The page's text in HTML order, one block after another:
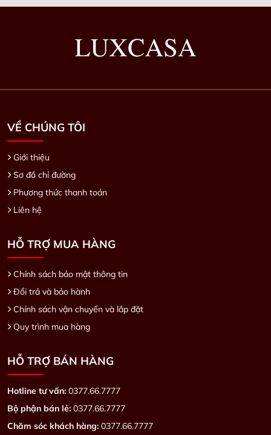
VỀ CHÚNG TÔI
Giới thiệu
Sơ đồ chỉ đường
Phương thức thanh toán
Liên hệ
HỖ TRỢ MUA HÀNG
Chính sách bảo mật thông tin
Đổi trả và bảo hành
Chính sách vận chuyển và lắp đặt
Quy trình mua hàng
HỖ TRỢ BÁN HÀNG
Hotline tư vấn: 0377.66.7777
Bộ phận bán lẻ: 0377.66.7777
Chăm sóc khách hàng: 0377.66.7777